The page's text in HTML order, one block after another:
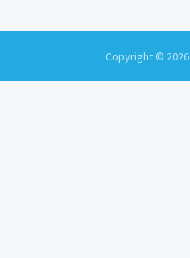
Copyright © 2026